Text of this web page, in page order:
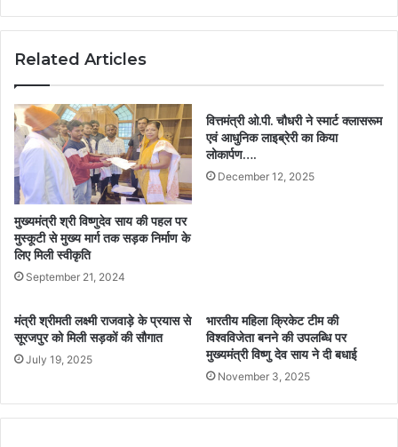
Related Articles
मुख्यमंत्री श्री विष्णुदेव साय की पहल पर
मुस्कूटी से मुख्य मार्ग तक सड़क निर्माण के
लिए मिली स्वीकृति
September 21, 2024
वित्तमंत्री ओ.पी. चौधरी ने स्मार्ट क्लासरूम
एवं आधुनिक लाइब्रेरी का किया
लोकार्पण….
December 12, 2025
मंत्री श्रीमती लक्ष्मी राजवाड़े के प्रयास से
सूरजपुर को मिली सड़कों की सौगात
July 19, 2025
भारतीय महिला क्रिकेट टीम की
विश्वविजेता बनने की उपलब्धि पर
मुख्यमंत्री विष्णु देव साय ने दी बधाई
November 3, 2025